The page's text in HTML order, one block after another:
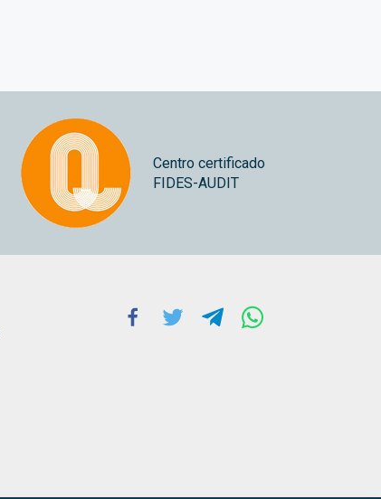
Centro certificado
FIDES-AUDIT
Facebook
Twitter Telegram